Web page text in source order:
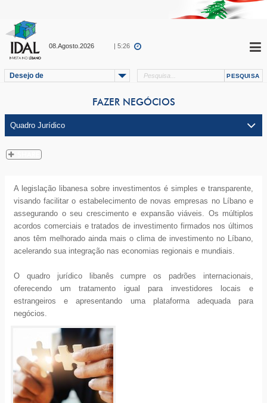
08.Agosto.2026 | 5:26
Desejo de
FAZER NEGÓCIOS
A legislação libanesa sobre investimentos é simples e transparente,
visando facilitar o estabelecimento de novas empresas no Líbano e
assegurando o seu crescimento e expansão viáveis. Os múltiplos
acordos comerciais e tratados de investimento firmados nos últimos
anos têm melhorado ainda mais o clima de investimento no Líbano,
acelerando sua integração nas economias regionais e mundiais.
O quadro jurídico libanês cumpre os padrões internacionais,
oferecendo um tratamento igual para investidores locais e
estrangeiros e apresentando uma plataforma adequada para
negócios.